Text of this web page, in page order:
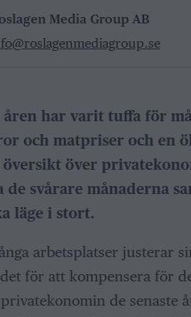
Media Group AB
åren har varit tuffa för
och matpriser och en
över
de svårare månaderna
läge i stort.
arbetsplatser justerar
för att kompensera för
de senaste